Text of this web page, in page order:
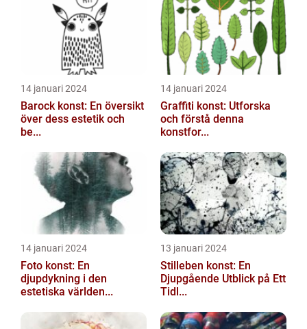
14 januari 2024
Barock konst: En översikt
över dess estetik och
be...
14 januari 2024
Graffiti konst: Utforska
och förstå denna
konstfor...
14 januari 2024
Foto konst: En
djupdykning i den
estetiska världen...
13 januari 2024
Stilleben konst: En
Djupgående Utblick på Ett
Tidl...